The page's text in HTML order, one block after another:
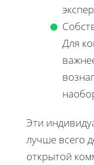
Для
Эти
лучше всего
открытой